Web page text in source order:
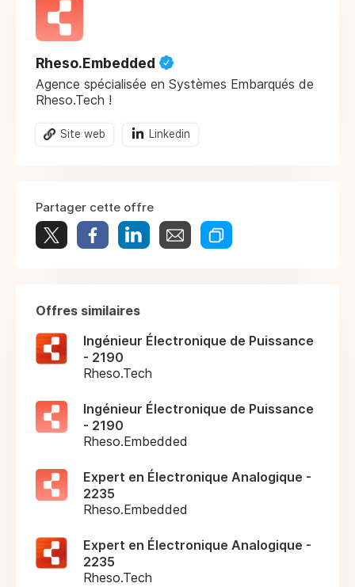
Rheso.Embedded
Agence spécialisée en Systèmes Embarqués de
Rheso.Tech !
Site web Linkedin
Partager cette offre
Offres similaires
Ingénieur Électronique de Puissance
- 2190
Rheso.Tech
Ingénieur Électronique de Puissance
- 2190
Rheso.Embedded
Expert en Électronique Analogique -
2235
Rheso.Embedded
Expert en Électronique Analogique -
2235
Rheso.Tech